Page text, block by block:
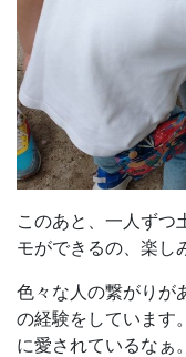
このあと、一人ずつ
モができるの、楽し
色々な人の繋がりが
の経験をしています
に愛されているなぁ